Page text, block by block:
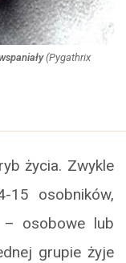
(Pygathrix
życia. Zwykle
15 osobników,
osobowe lub
grupie żyje